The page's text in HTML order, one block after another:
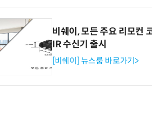
비쉐이, 모든 주요 리모컨
IR 수신기 출시
[비쉐이] 뉴스룸 바로가기>